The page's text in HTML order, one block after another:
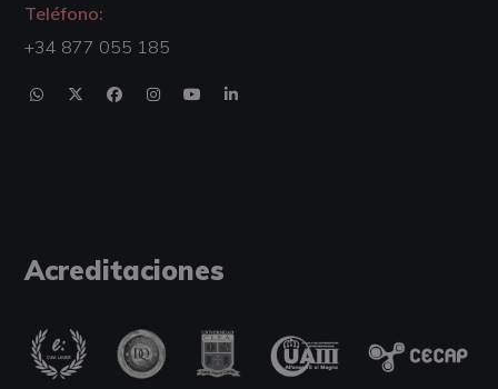
Teléfono:
+34 877 055 185
Acreditaciones